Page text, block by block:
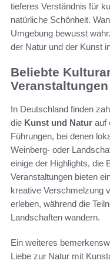
tieferes Verständnis für
natürliche Schönheit.
Umgebung bewusst
der Natur und der Kunst
Beliebte
Veranstaltungen
In Deutschland finden
die Kunst und Natur auf
Führungen, bei denen
Weinberg- oder
einige der Highlights, die
Veranstaltungen bieten
kreative Verschmelzung
erleben, während die
Landschaften wandern.
Ein weiteres
Liebe zur Natur mit